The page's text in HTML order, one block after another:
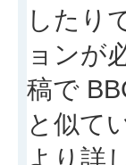
したり
ョンが
稿で
と似て
より詳